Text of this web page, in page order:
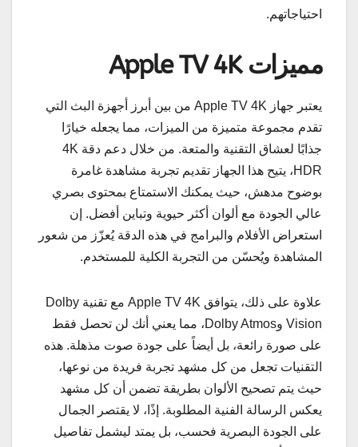
احتياجاتهم.
مميزات Apple TV 4K
يعتبر جهاز Apple TV 4K من بين أبرز أجهزة البث التي
تقدم مجموعة متميزة من الميزات، مما يجعله خيارًا
جذابًا لعشاق التقنية والمتعة. من خلال دعم دقة 4K
HDR، يتيح هذا الجهاز تقديم تجربة مشاهدة غامرة
بوضوح مدهش، حيث يمكنك الاستمتاع بمحتوى بصري
عالي الجودة مع ألوان أكثر حيوية وتباين أفضل. إن
استعراض الأفلام والبرامج في هذه الدقة يُعزّز من شعور
المشاهدة ويُحسّن من التجربة الكلية للمستخدم.
علاوة على ذلك، يتوافق Apple TV 4K مع تقنية Dolby
Vision وDolby Atmos، مما يعني أنك لن تحصل فقط
على صورة رائعة، بل أيضاً على جودة صوت مذهلة. هذه
التقنيات تجعل من كل مشهد تجربة فريدة من نوعها،
حيث يتم تصحيح الألوان بطريقة تضمن أن كل مشهد
يعكس الرسالة الفنية المطلوبة. إذًا، لا يقتصر الجمال
على الجودة البصرية فحسب، بل يمتد ليشمل تفاصيل